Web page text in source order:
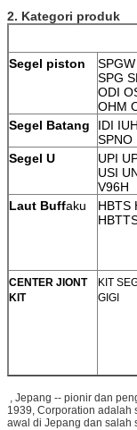
2. Kategori produk
Segel piston
SPG
ODI
OHM
Segel Batang
IDI
SPNO
Segel U
UPI
USI
V96H
Laut Buffaku
HBTS
CENTER JIONT
KIT
KIT
GIGI
, Jepang -- pionir dan
1939, Corporation adalah
awal di Jepang dan salah